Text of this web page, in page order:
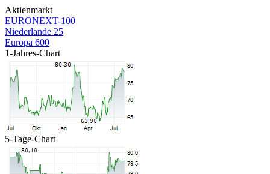
Aktienmarkt
EURONEXT-100
Niederlande 25
Europa 600
1-Jahres-Chart
5-Tage-Chart